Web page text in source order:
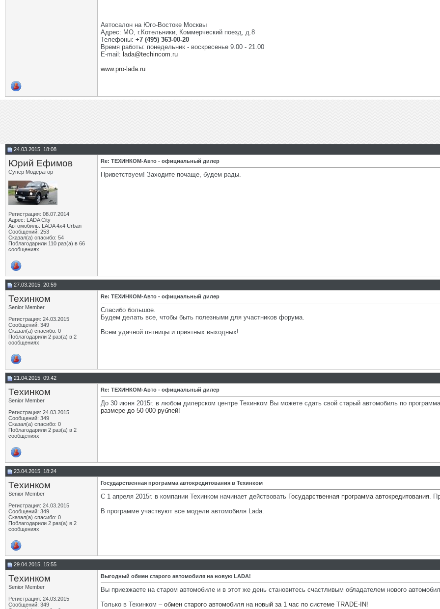
Автосалон на Юго-Востоке Москвы
Адрес: МО, г.Котельники, Коммерческий поезд, д.8
Телефоны: +7 (495) 363-00-20
Время работы: понедельник - воскресенье 9.00 - 21.00
E-mail: lada@techincom.ru
www.pro-lada.ru
24.03.2015, 18:08
Юрий Ефимов
Супер Модератор
Регистрация: 08.07.2014
Адрес: LADA City
Автомобиль: LADA 4x4 Urban
Сообщений: 253
Сказал(а) спасибо: 54
Поблагодарили 110 раз(а) в 66
сообщениях
Re: ТЕХИНКОМ-Авто - официальный дилер
Приветствуем! Заходите почаще, будем рады.
27.03.2015, 20:59
Техинком
Senior Member
Регистрация: 24.03.2015
Сообщений: 349
Сказал(а) спасибо: 0
Поблагодарили 2 раз(а) в 2
сообщениях
Re: ТЕХИНКОМ-Авто - официальный дилер
Спасибо большое.
Будем делать все, чтобы быть полезными для участников форума.
Всем удачной пятницы и приятных выходных!
21.04.2015, 09:42
Техинком
Senior Member
Регистрация: 24.03.2015
Сообщений: 349
Сказал(а) спасибо: 0
Поблагодарили 2 раз(а) в 2
сообщениях
Re: ТЕХИНКОМ-Авто - официальный дилер
До 30 июня 2015г. в любом дилерском центре Техинком Вы можете сдать свой старый автомобиль по
размере до 50 000 рублей!
23.04.2015, 18:24
Техинком
Senior Member
Регистрация: 24.03.2015
Сообщений: 349
Сказал(а) спасибо: 0
Поблагодарили 2 раз(а) в 2
сообщениях
Государственная программа автокредитования в Техинком
С 1 апреля 2015г. в компании Техинком начинает действовать Государственная программа автокредитования.
В программе участвуют все модели автомобиля Lada.
29.04.2015, 15:55
Техинком
Senior Member
Регистрация: 24.03.2015
Сообщений: 349
Выгодный обмен старого автомобиля на новую LADA!
Вы приезжаете на старом автомобиле и в этот же день становитесь счастливым обладателем нового
Только в Техинком – обмен старого автомобиля на новый за 1 час по системе TRADE-IN!